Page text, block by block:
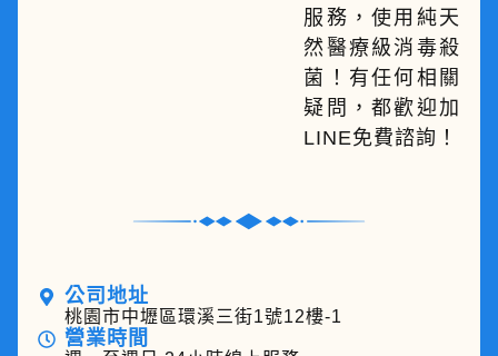
服務，使用純天
然醫療級消毒殺
菌！有任何相關
疑問，都歡迎加
LINE免費諮詢！
公司地址
桃園市中壢區環溪三街1號12樓-1
營業時間